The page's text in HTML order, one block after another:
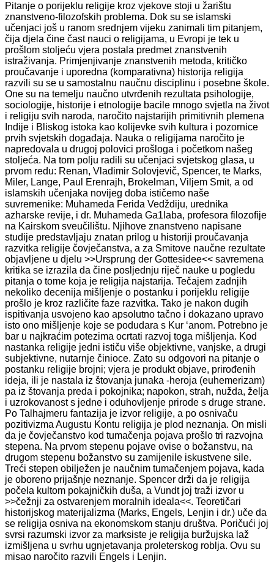
Pitanje o porijeklu religije kroz vjekove stoji u žarištu
znanstveno-filozofskih problema. Dok su se islamski
učenjaci još u ranom srednjem vijeku zanimali tim pitanjem,
čija djela čine čast nauci o religijama, u Evropi je tek u
prošlom stoljeću vjera postala predmet znanstvenih
istraživanja. Primjenjivanje znanstvenih metoda, kritičko
proučavanje i uporedna (komparativna) historija religija
razvili su se u samostalnu naučnu disciplinu i posebne škole.
One su na temelju naučno utvrđenih rezultata psihologije,
sociologije, historije i etnologije bacile mnogo svjetla na život
i religiju svih naroda, naročito najstarijih primitivnih plemena
Indije i Bliskog istoka kao kolijevke svih kultura i pozornice
prvih svjetskih događaja. Nauka o religijama naročito je
napredovala u drugoj polovici prošloga i početkom našeg
stoljeća. Na tom polju radili su učenjaci svjetskog glasa, u
prvom redu: Renan, Vladimir Solovjevič, Spencer, te Marks,
Miler, Lange, Paul Erenrajh, Brokelman, Viljem Smit, a od
islamskih učenjaka novijeg doba ističemo naše
suvremenike: Muhameda Ferida Vedždiju, urednika
azharske revije, i dr. Muhameda Ga1laba, profesora filozofije
na Kairskom sveučilištu. Njihove znanstveno napisane
studije predstavljaju znatan prilog u historiji proučavanja
razvitka religije čovječanstva, a za Smitove naučne rezultate
objavljene u djelu >>Ursprung der Gottesidee<< savremena
kritika se izrazila da čine posljednju riječ nauke u pogledu
pitanja o tome koja je religija najstarija. Tečajem zadnjih
nekoliko decenija mišljenje o postanku i porijeklu religije
prošlo je kroz različite faze razvitka. Tako je nakon dugih
ispitivanja usvojeno kao apsolutno tačno i dokazano upravo
isto ono mišljenje koje se podudara s Kur ‘anom. Potrebno je
bar u najkraćim potezima ocrtati razvoj toga mišljenja. Kod
nastanka religije jedni ističu više objektivne, vanjske, a drugi
subjektivne, nutarnje činioce. Zato su odgovori na pitanje o
postanku religije brojni; vjera je produkt objave, prirođenih
ideja, ili je nastala iz štovanja junaka -heroja (euhemerizam)
pa iz štovanja preda i pokojnika; napokon, strah, nužda, želja
i uzrokovanost s jedne i oduhovljenje prirode s druge strane.
Po Talhajmeru fantazija je izvor religije, a po osnivaču
pozitivizma Augustu Kontu religija je plod neznanja. On misli
da je čovječanstvo kod tumačenja pojava prošlo tri razvojna
stepena. Na prvom stepenu pojave ovise o božanstvu, na
drugom stepenu božanstvo su zamijenile iskustvene sile.
Treći stepen obilježen je naučnim tumačenjem pojava, kada
je oboreno prijašnje neznanje. Spencer drži da je religija
počela kultom pokajničkih duša, a Vundt joj traži izvor u
>>čežnji za ostvarenjem moralnih ideala<<. Teoretičari
historijskog materijalizma (Marks, Engels, Lenjin i dr.) uče da
se religija osniva na ekonomskom stanju društva. Poričući joj
svrsi razumski izvor za marksiste je religija buržujska laž
izmišljena u svrhu ugnjetavanja proleterskog roblja. Ovu su
misao naročito razvili Engels i Lenjin.